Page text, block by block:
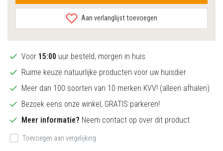
Aan verlanglijst toevoegen
Voor 15:00 uur besteld, morgen in huis
Ruime keuze natuurlijke producten voor uw huisdier
Meer dan 100 soorten van 10 merken KVV! (alleen afhalen)
Bezoek eens onze winkel, GRATIS parkeren!
Meer informatie? Neem contact op over dit product
Toevoegen aan vergelijking